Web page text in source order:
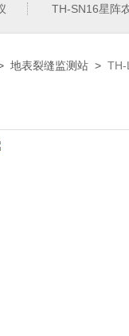
TH-SN16星阵
地表裂缝监测站 > TH-